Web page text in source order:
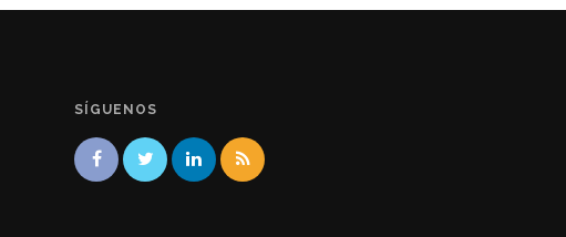
SÍGUENOS